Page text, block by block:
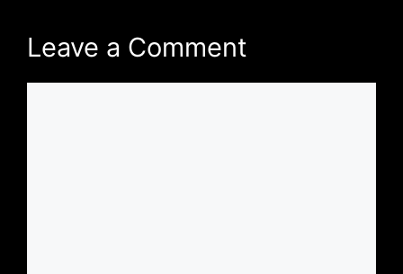
Leave a Comment